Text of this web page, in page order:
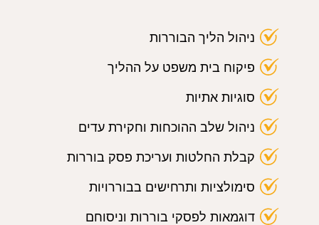
ניהול הליך הבוררות
פיקוח בית משפט על ההליך
סוגיות אתיות
ניהול שלב ההוכחות וחקירת עדים
קבלת החלטות ועריכת פסק בוררות
סימולציות ותרחישים בבוררויות
דוגמאות לפסקי בוררות וניסוחם